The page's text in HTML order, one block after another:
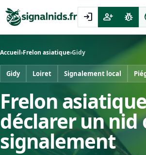
login person_add pest_control
Accueil›Frelon asiatique›Gidy
Gidy Loiret Signalement local
Frelon
déclarer un nid
signalement